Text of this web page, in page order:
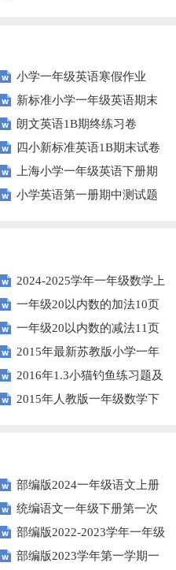
小学一年级英语寒假作业
新标准小学一年级英语期末
质量检测题
朗文英语1B期终练习卷
四小新标准英语1B期末试卷
上海小学一年级英语下册期
中试卷
小学英语第一册期中测试题
2024-2025学年一年级数学上
册期末素养测评卷（考试版A4
人教版）
一年级20以内数的加法10页
一年级20以内数的减法11页
2015年最新苏教版小学一年
级数学下册第一次月考试卷
2016年1.3小猫钓鱼练习题及
答案2015年人教版一年级数学下
部编版2024一年级语文上册
第一单元检测卷
统编语文一年级下册第一次
月考测试题6
部编版2022-2023学年一年级
语文下册期中复习卷
部编版2023学年第一学期一